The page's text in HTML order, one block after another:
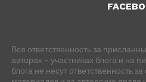
Вся ответственность за
авторах – участниках блога и на
блога не несут ответственность